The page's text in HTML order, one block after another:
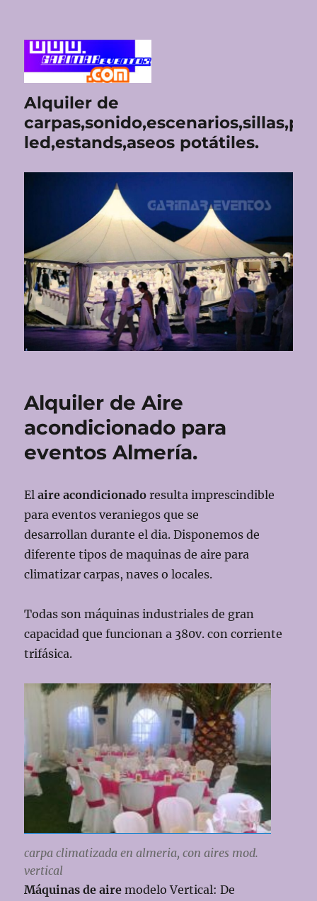
Alquiler de
led,estands,aseos potátiles.
Alquiler de Aire
acondicionado para
eventos Almería.
Elaire acondicionado resulta imprescindible
para eventos veraniegos que se
desarrollan durante el dia. Disponemos de
diferente tipos de maquinas de aire para
climatizar carpas, naves o locales.
Todas son máquinas industriales de gran
capacidad que funcionan a 380v. con corriente
trifásica.
carpa climatizada en almeria, con aires mod.
vertical
Máquinas de aire modelo Vertical: De